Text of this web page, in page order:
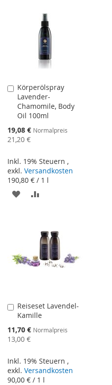
Körperölspray
Lavender-
Chamomile, Body
Oil 100ml
Sonderangebot
19,08 € Normalpreis
21,20 €
Inkl. 19% Steuern ,
exkl. Versandkosten
190,80 € / 1 l
In
den
Warenkorb
ZUR
Reiseset Lavendel-
Kamille
Sonderangebot
11,70 € Normalpreis
13,00 €
Inkl. 19% Steuern ,
exkl. Versandkosten
90,00 € / 1 l
In
den
Warenkorb